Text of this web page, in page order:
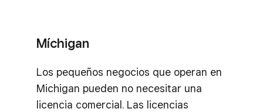
Míchigan
Los pequeños negocios que operan en
Michigan pueden no necesitar una
licencia comercial. Las licencias